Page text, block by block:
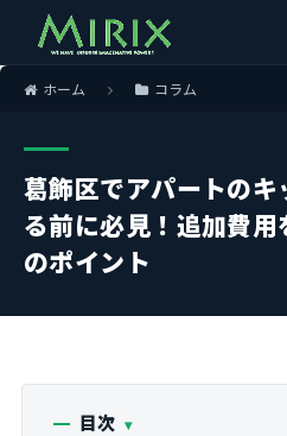
ホーム コラム
葛飾区でアパートの
る前に必見！追加費
のポイント
目次